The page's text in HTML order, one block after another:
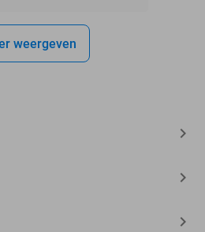
weergeven